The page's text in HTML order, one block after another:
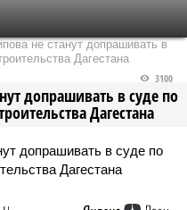
не станут допрашивать в
Дагестана
допрашивать в суде по
Дагестана
3100